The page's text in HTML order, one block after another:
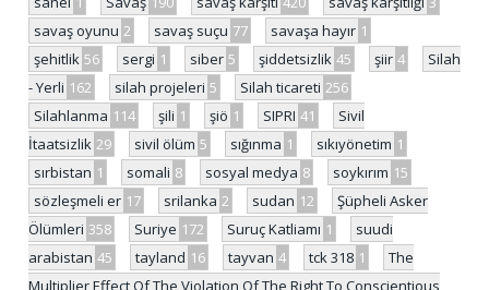
savaş oyunu 2 savaş suçu 77 savaşa hayır 1
şehitlik 56 sergi 1 siber 5 şiddetsizlik 45 şiir 4
Silah
- Yerli 162 silah projeleri 5 Silah ticareti 256
Silahlanma 114 şili 1 şiö 1 SIPRI 41
Sivil
İtaatsizlik 29 sivil ölüm 5 sığınma 1 sıkıyönetim 1
sırbistan 1 somali 8 sosyal medya 8 soykırım 15
sözleşmeli er 17 srilanka 2 sudan 12
Şüpheli Asker
Ölümleri 358 Suriye 172 Suruç Katliamı 1
suudi
arabistan 45 tayland 16 tayvan 4 tck 318 1
The
Multiplier Effect Of The Violation Of The Right To Conscientious